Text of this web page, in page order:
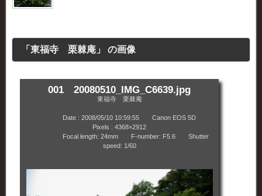
「東福寺 栗棘庵」 の画像
001 20080510_IMG_C6639.jpg
東福寺 栗棘庵
Date : 2008/05/10 10:59:55 Canon EOS 5D
Pixels : 4368×2912
Focal length: 24mm F-number: F5.6 Shutter
speed: 1/60